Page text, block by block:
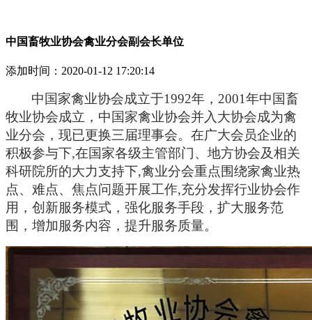
中国畜牧业协会禽业分会副会长单位
添加时间： 2020-01-12 17:20:14
中国家禽业协会成立于1992年，2001年中国畜
牧业协会成立，中国家禽业协会并入大协会成为禽
业分会，现已更换三届理事会。 在广大会员企业的
积极参与下,在国家各级主管部门、地方协会及相关
科研院所的大力支持下,禽业分会重点围绕家禽业热
点、难点、焦点问题开展工作,充分发挥行业协会作
用，创新服务模式，强化服务手段，扩大服务范
围，增加服务内容，提升服务质量。